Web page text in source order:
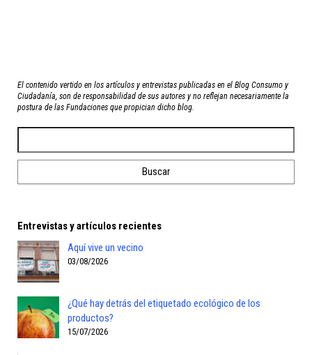
El contenido vertido en los artículos y entrevistas publicadas en el Blog Consumo y
Ciudadanía, son de responsabilidad de sus autores y no reflejan necesariamente la
postura de las Fundaciones que propician dicho blog.
Entrevistas y artículos recientes
Aquí vive un vecino
03/08/2026
¿Qué hay detrás del etiquetado ecológico de los
productos?
15/07/2026